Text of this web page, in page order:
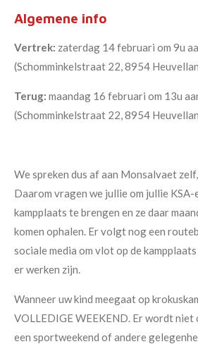
Algemene info
Vertrek: zaterdag 14 februari om 9u
(Schomminkelstraat 22, 8954
Terug: maandag 16 februari om 13u
(Schomminkelstraat 22, 8954
We spreken dus af aan Monsalvaet zelf,
Daarom vragen we jullie om jullie KSA-
kampplaats te brengen en ze daar
komen ophalen. Er volgt nog een
sociale media om vlot op de
er werken zijn.
Wanneer uw kind meegaat op
VOLLEDIGE WEEKEND. Er wordt niet
een sportweekend of andere